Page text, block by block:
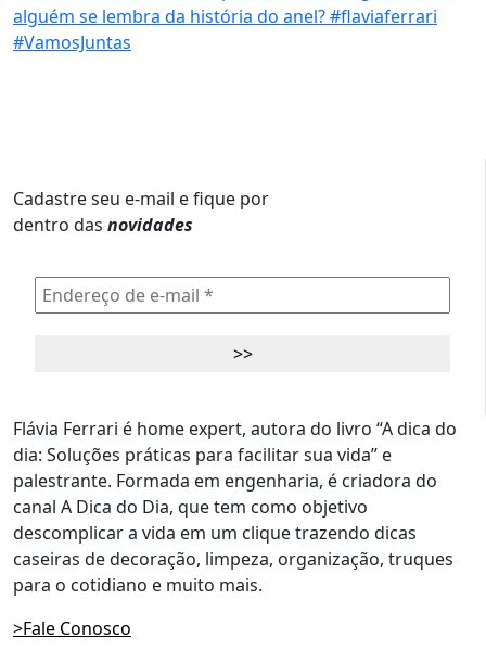
Cadastre seu e-mail e fique por
dentro das novidades
Flávia Ferrari é home expert, autora do livro “A dica do
dia: Soluções práticas para facilitar sua vida” e
palestrante. Formada em engenharia, é criadora do
canal A Dica do Dia, que tem como objetivo
descomplicar a vida em um clique trazendo dicas
caseiras de decoração, limpeza, organização, truques
para o cotidiano e muito mais.
>Fale Conosco